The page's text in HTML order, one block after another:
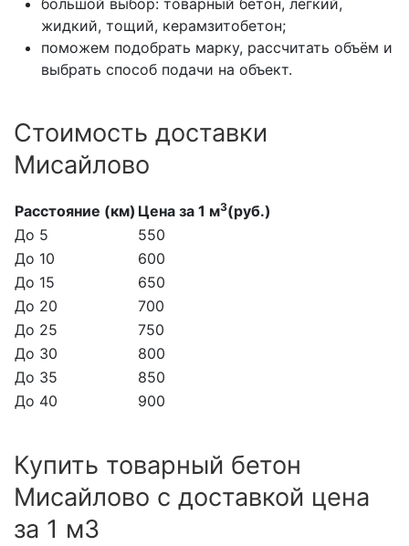
большой выбор: товарный бетон, лёгкий,
жидкий, тощий, керамзитобетон;
поможем подобрать марку, рассчитать объём и
выбрать способ подачи на объект.
Стоимость доставки
Мисайлово
Расстояние (км) Цена за 1 м3(руб.)
До 5
550
До 10
600
До 15
650
До 20
700
До 25
750
До 30
800
До 35
850
До 40
900
Купить товарный бетон
Мисайлово с доставкой цена
за 1 м3